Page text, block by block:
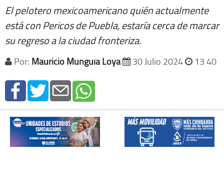
El pelotero mexicoamericano quién actualmente
está con Pericos de Puebla, estaría cerca de marcar
su regreso a la ciudad fronteriza.
Por: Mauricio Munguía Loya 30 Julio 2024 13 40